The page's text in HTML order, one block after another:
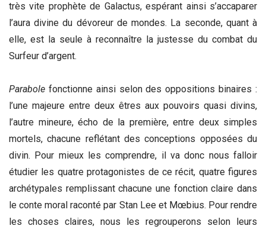
très vite prophète de Galactus, espérant ainsi s’accaparer
l’aura divine du dévoreur de mondes. La seconde, quant à
elle, est la seule à reconnaître la justesse du combat du
Surfeur d’argent.
Parabole fonctionne ainsi selon des oppositions binaires :
l’une majeure entre deux êtres aux pouvoirs quasi divins,
l’autre mineure, écho de la première, entre deux simples
mortels, chacune reflétant des conceptions opposées du
divin. Pour mieux les comprendre, il va donc nous falloir
étudier les quatre protagonistes de ce récit, quatre figures
archétypales remplissant chacune une fonction claire dans
le conte moral raconté par Stan Lee et Mœbius. Pour rendre
les choses claires, nous les regrouperons selon leurs